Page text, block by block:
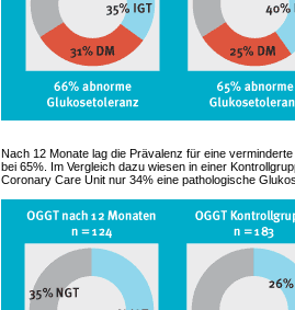
Nach 12 Monate lag die Prävalenz für eine
bei 65%. Im Vergleich dazu wiesen in einer
Coronary Care Unit nur 34% eine pathologische